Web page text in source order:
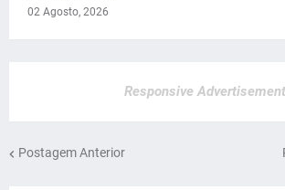
02 Agosto, 2026
Responsive Advertisement
Postagem Anterior